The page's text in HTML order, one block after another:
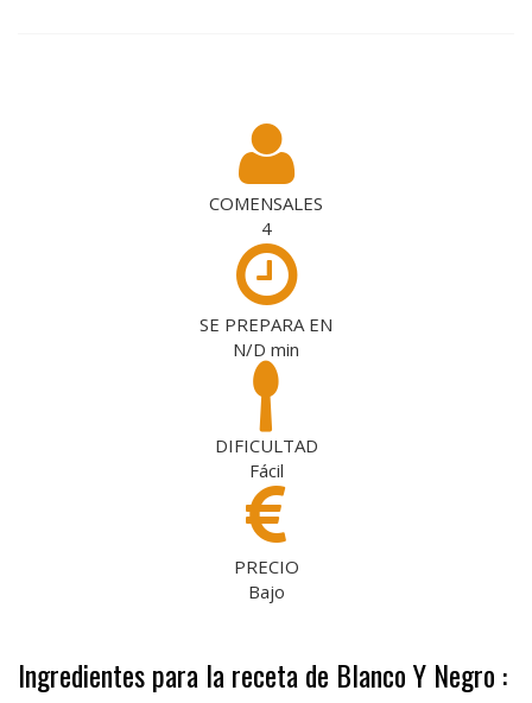
COMENSALES
4
SE PREPARA EN
N/D min
DIFICULTAD
Fácil
PRECIO
Bajo
Ingredientes para la receta de Blanco Y Negro :